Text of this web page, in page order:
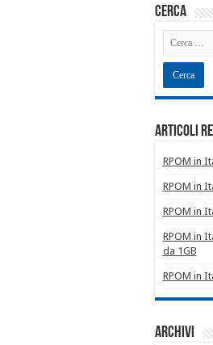
cerca
Articoli
RPOM in
RPOM in
RPOM in
RPOM in
da 1GB
RPOM in
Archivi